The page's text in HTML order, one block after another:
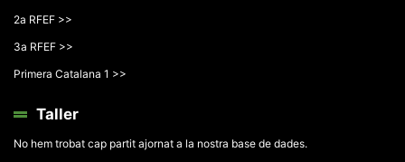
2a RFEF >>
3a RFEF >>
Primera Catalana 1 >>
Taller
No hem trobat cap partit ajornat a la nostra base de dades.